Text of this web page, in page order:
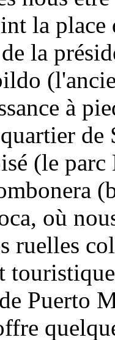
la place
la
à
de
(le
où
ruelles
Puerto